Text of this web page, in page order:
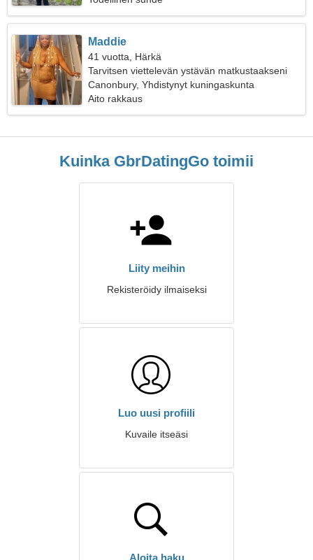
Maddie
41 vuotta, Härkä
Tarvitsen viettelevän ystävän matkustaakseni
Canonbury, Yhdistynyt kuningaskunta
Aito rakkaus
Kuinka GbrDatingGo toimii
Liity meihin
Rekisteröidy ilmaiseksi
Luo uusi profiili
Kuvaile itseäsi
Aloita haku